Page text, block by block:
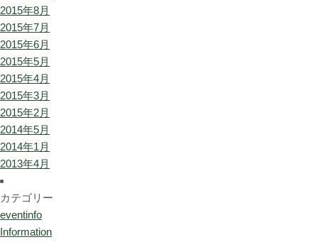
2015年8月
2015年7月
2015年6月
2015年5月
2015年4月
2015年3月
2015年2月
2014年5月
2014年1月
2013年4月
カテゴリー
eventinfo
Information